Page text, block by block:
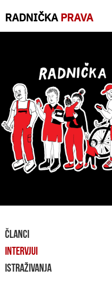
RADNIČKA PRAVA
ČLANCI
INTERVJUI
ISTRAŽIVANJA